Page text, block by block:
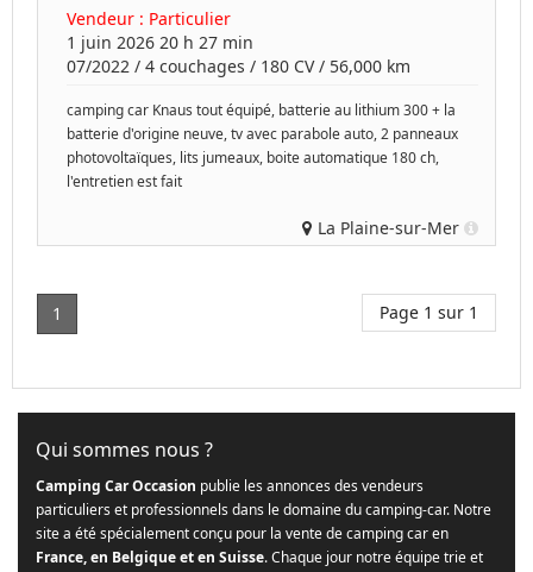
Vendeur : Particulier
1 juin 2026 20 h 27 min
07/2022 / 4 couchages / 180 CV / 56,000 km
camping car Knaus tout équipé, batterie au lithium 300 + la
batterie d'origine neuve, tv avec parabole auto, 2 panneaux
photovoltaïques, lits jumeaux, boite automatique 180 ch,
l'entretien est fait
La Plaine-sur-Mer
1 Page 1 sur 1
Qui sommes nous ?
Camping Car Occasion publie les annonces des vendeurs
particuliers et professionnels dans le domaine du camping-car. Notre
site a été spécialement conçu pour la vente de camping car en
France, en Belgique et en Suisse. Chaque jour notre équipe trie et